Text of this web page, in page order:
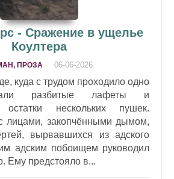
- Сражение в ущелье
Коултера
ПРОЗА 06-06-2026
куда с трудом проходило одно
разбитые лафеты и
остатки нескольких пушек.
лицами, закопчёнными дымом,
вырвавшихся из адского
адским побоищем руководил
Ему предстояло в...